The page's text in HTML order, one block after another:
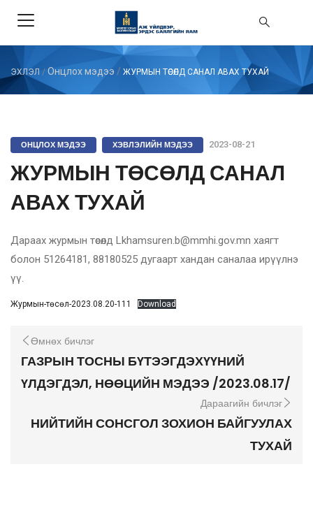
ЭХЛЭЛ / Онцлох мэдээ / ЖУРМЫН ТӨСӨЛД САНАЛ АВАХ ТУХАЙ
ОНЦЛОХ МЭДЭЭ ХЭВЛЭЛИЙН МЭДЭЭ 2023-08-21
ЖУРМЫН ТӨСӨЛД САНАЛ
АВАХ ТУХАЙ
Дараах журмын төсөлд Lkhamsuren.b@mmhi.gov.mn хаягт
болон 51264181, 88180525 дугаарт хандан саналаа ирүүлнэ
үү.
Журмын-төсөл-2023.08.20-111 Download
Өмнөх бичлэг
ГАЗРЫН ТОСНЫ БҮТЭЭГДЭХҮҮНИЙ
ҮЛДЭГДЭЛ, НӨӨЦИЙН МЭДЭЭ /2023.08.17/
Дараагийн бичлэг
НИЙТИЙН СОНСГОЛ ЗОХИОН БАЙГУУЛАХ
ТУХАЙ